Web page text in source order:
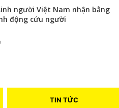
người Việt Nam nhận bằng
động cứu người
TIN TỨC